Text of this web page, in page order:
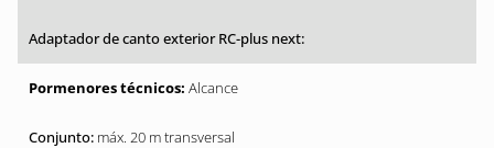
Alcance
máx. 20 m transversal